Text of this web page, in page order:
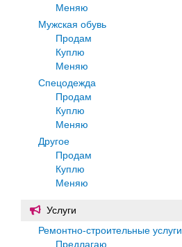
Меняю
Мужская обувь
Продам
Куплю
Меняю
Спецодежда
Продам
Куплю
Меняю
Другое
Продам
Куплю
Меняю
Услуги
Ремонтно-строительные услуги
Предлагаю